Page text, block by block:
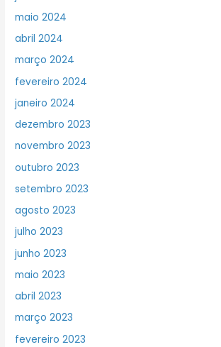
maio 2024
abril 2024
março 2024
fevereiro 2024
janeiro 2024
dezembro 2023
novembro 2023
outubro 2023
setembro 2023
agosto 2023
julho 2023
junho 2023
maio 2023
abril 2023
março 2023
fevereiro 2023